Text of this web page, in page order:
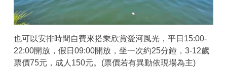
也可以安排時間自費來搭乘欣賞愛河風光，平日15:00-
22:00開放，假日09:00開放，坐一次約25分鐘，3-12歲
票價75元，成人150元。(票價若有異動依現場為主)